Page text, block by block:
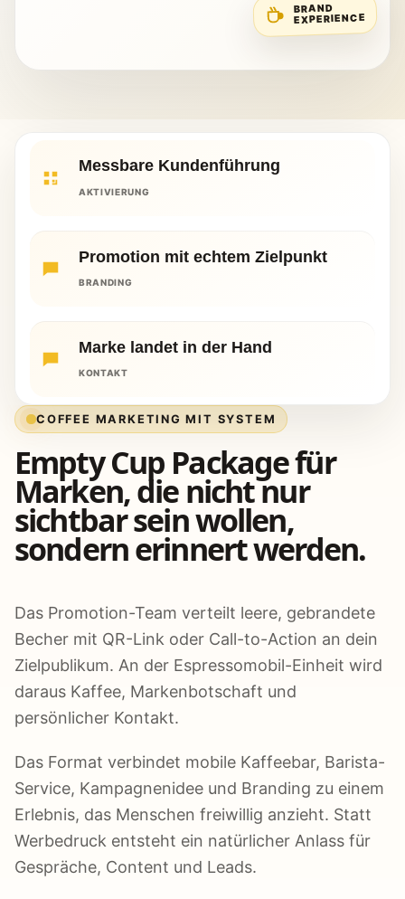
BRAND
EXPERIENCE
Messbare Kundenführung
AKTIVIERUNG
Promotion mit echtem Zielpunkt
BRANDING
Marke landet in der Hand
KONTAKT
COFFEE MARKETING MIT SYSTEM
Empty Cup Package für
Marken, die nicht nur
sichtbar sein wollen,
sondern erinnert werden.
Das Promotion-Team verteilt leere, gebrandete
Becher mit QR-Link oder Call-to-Action an dein
Zielpublikum. An der Espressomobil-Einheit wird
daraus Kaffee, Markenbotschaft und
persönlicher Kontakt.
Das Format verbindet mobile Kaffeebar, Barista-
Service, Kampagnenidee und Branding zu einem
Erlebnis, das Menschen freiwillig anzieht. Statt
Werbedruck entsteht ein natürlicher Anlass für
Gespräche, Content und Leads.